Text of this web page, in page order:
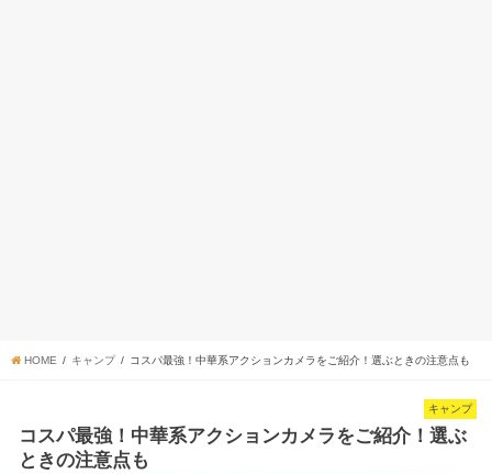
HOME キャンプ コスパ最強！中華系アクションカメラをご紹介！選ぶときの注意点も
キャンプ
コスパ最強！中華系アクションカメラをご紹介！選ぶ
ときの注意点も